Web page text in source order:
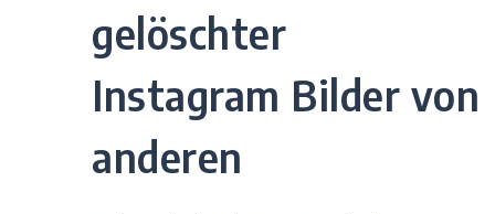
gelöschter
Instagram Bilder von
anderen